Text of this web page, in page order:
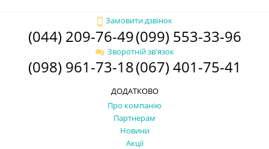
Замовити дзвінок
(044) 209-76-49(099) 553-33-96
Зворотній зв'язок
(098) 961-73-18(067) 401-75-41
ДОДАТКОВО
Про компанію
Партнерам
Новини
Акції